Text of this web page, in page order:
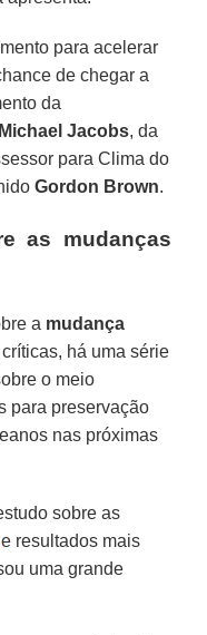
para acelerar
de chegar a
da
Michael Jacobs, da
para Clima do
Gordon Brown.
as mudanças
a mudança
há uma série
o meio
para preservação
nas próximas
sobre as
e resultados mais
uma grande